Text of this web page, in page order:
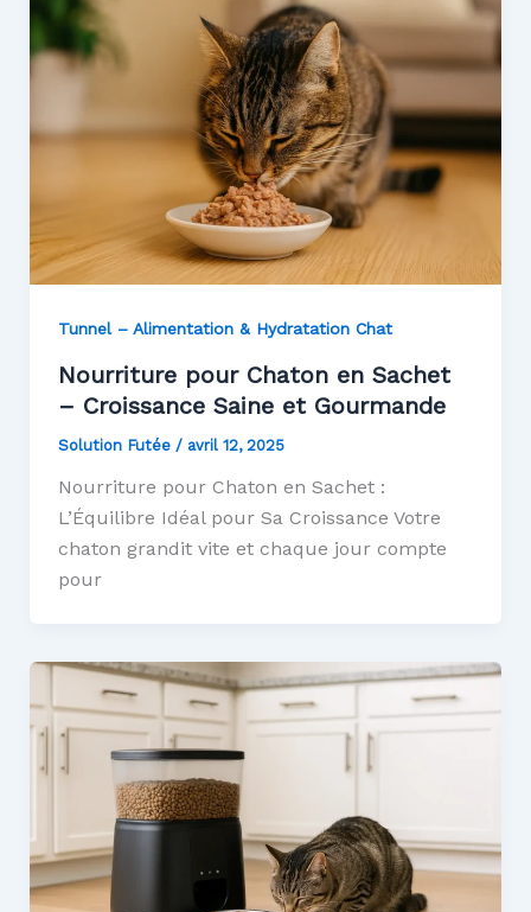
Tunnel – Alimentation & Hydratation Chat
Nourriture pour Chaton en Sachet
– Croissance Saine et Gourmande
Solution Futée / avril 12, 2025
Nourriture pour Chaton en Sachet :
L’Équilibre Idéal pour Sa Croissance Votre
chaton grandit vite et chaque jour compte
pour